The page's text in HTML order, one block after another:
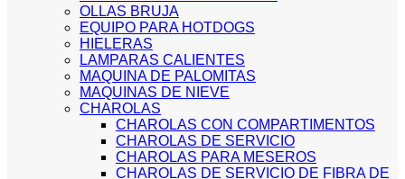
OLLAS BRUJA
EQUIPO PARA HOTDOGS
HIELERAS
LAMPARAS CALIENTES
MAQUINA DE PALOMITAS
MAQUINAS DE NIEVE
CHAROLAS
CHAROLAS CON COMPARTIMENTOS
CHAROLAS DE SERVICIO
CHAROLAS PARA MESEROS
CHAROLAS DE SERVICIO DE FIBRA DE